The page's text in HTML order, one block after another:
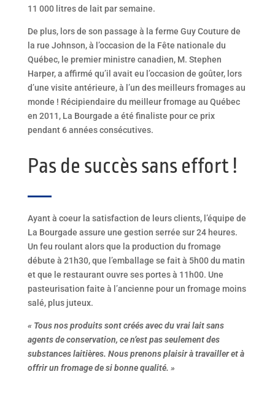
11 000 litres de lait par semaine.
De plus, lors de son passage à la ferme Guy Couture de
la rue Johnson, à l’occasion de la Fête nationale du
Québec, le premier ministre canadien, M. Stephen
Harper, a affirmé qu’il avait eu l’occasion de goûter, lors
d’une visite antérieure, à l’un des meilleurs fromages au
monde ! Récipiendaire du meilleur fromage au Québec
en 2011, La Bourgade a été finaliste pour ce prix
pendant 6 années consécutives.
Pas de succès sans effort !
Ayant à coeur la satisfaction de leurs clients, l’équipe de
La Bourgade assure une gestion serrée sur 24 heures.
Un feu roulant alors que la production du fromage
débute à 21h30, que l’emballage se fait à 5h00 du matin
et que le restaurant ouvre ses portes à 11h00. Une
pasteurisation faite à l’ancienne pour un fromage moins
salé, plus juteux.
« Tous nos produits sont créés avec du vrai lait sans
agents de conservation, ce n’est pas seulement des
substances laitières. Nous prenons plaisir à travailler et à
offrir un fromage de si bonne qualité. »